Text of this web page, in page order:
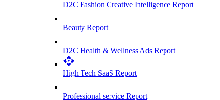
D2C Fashion Creative Intelligence Report
Beauty Report
D2C Health & Wellness Ads Report
High Tech SaaS Report
Professional service Report